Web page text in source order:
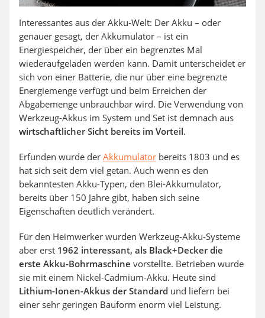
Interessantes aus der Akku-Welt: Der Akku – oder
genauer gesagt, der Akkumulator – ist ein
Energiespeicher, der über ein begrenztes Mal
wiederaufgeladen werden kann. Damit unterscheidet er
sich von einer Batterie, die nur über eine begrenzte
Energiemenge verfügt und beim Erreichen der
Abgabemenge unbrauchbar wird. Die Verwendung von
Werkzeug-Akkus im System und Set ist demnach aus
wirtschaftlicher Sicht bereits im Vorteil.
Erfunden wurde der Akkumulator bereits 1803 und es
hat sich seit dem viel getan. Auch wenn es den
bekanntesten Akku-Typen, den Blei-Akkumulator,
bereits über 150 Jahre gibt, haben sich seine
Eigenschaften deutlich verändert.
Für den Heimwerker wurden Werkzeug-Akku-Systeme
aber erst 1962 interessant, als Black+Decker die
erste Akku-Bohrmaschine vorstellte. Betrieben wurde
sie mit einem Nickel-Cadmium-Akku. Heute sind
Lithium-Ionen-Akkus der Standard und liefern bei
einer sehr geringen Bauform enorm viel Leistung.